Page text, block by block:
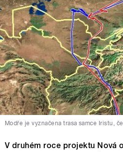
Modře je vyznačena trasa samce Iristu,
V druhém roce projektu Nová